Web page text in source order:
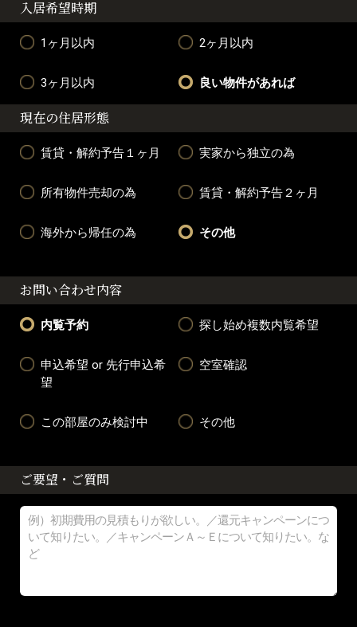
入居希望時期
1ヶ月以内 2ヶ月以内
3ヶ月以内 良い物件があれば
現在の住居形態
賃貸・解約予告１ヶ月 実家から独立の為
所有物件売却の為 賃貸・解約予告２ヶ月
海外から帰任の為 その他
お問い合わせ内容
内覧予約 探し始め複数内覧希望
申込希望 or 先行申込希
望
空室確認
この部屋のみ検討中 その他
ご要望・ご質問